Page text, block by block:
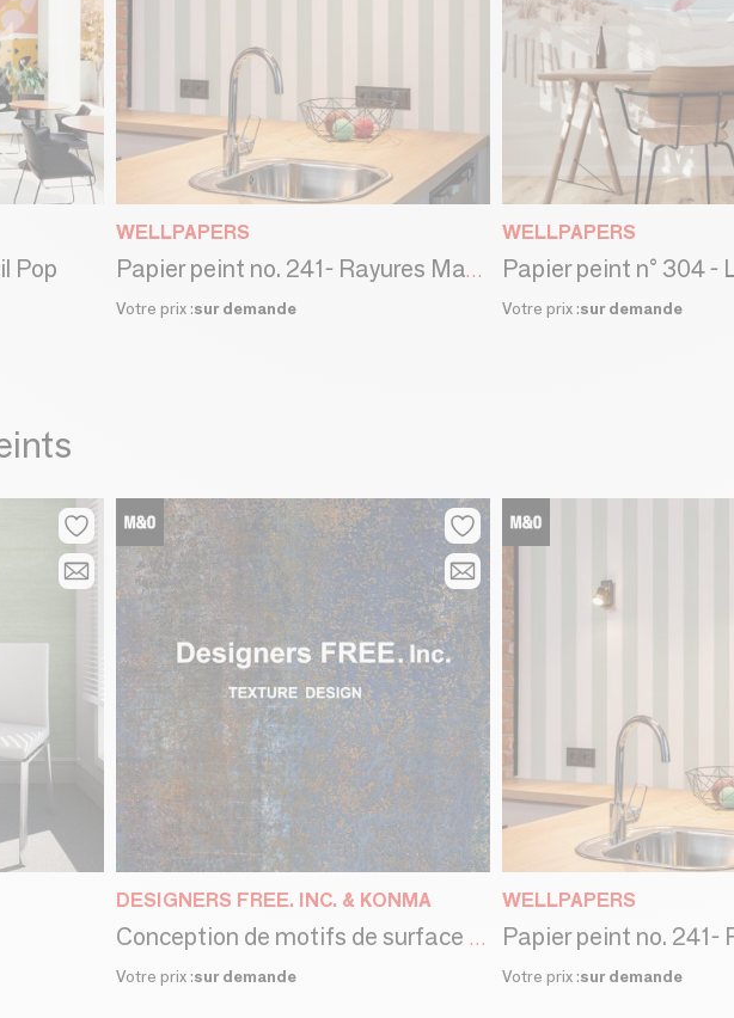
Pop
WELLPAPERS
Papier peint no. 241- Rayures Matcha.
Votre prix :sur demande
WELLPAPERS
Papier peint n° 304 -
Votre prix :sur demande
DESIGNERS FREE. INC. & KONMA
Conception de motifs de surface pour revêtements muraux et revêtements
Votre prix :sur demande
WELLPAPERS
Votre prix :sur demande